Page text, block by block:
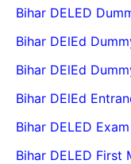
Bihar DELED
Bihar DElEd
Bihar DElEd
Bihar DElEd
Bihar DELED
Bihar DELED First